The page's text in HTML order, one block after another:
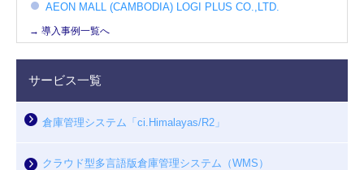
AEON MALL (CAMBODIA) LOGI PLUS CO.,LTD.
→ 導入事例一覧へ
サービス一覧
倉庫管理システム「ci.Himalayas/R2」
クラウド型多言語版倉庫管理システム（WMS）